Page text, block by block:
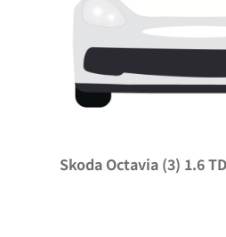
Skoda Octavia (3) 1.6